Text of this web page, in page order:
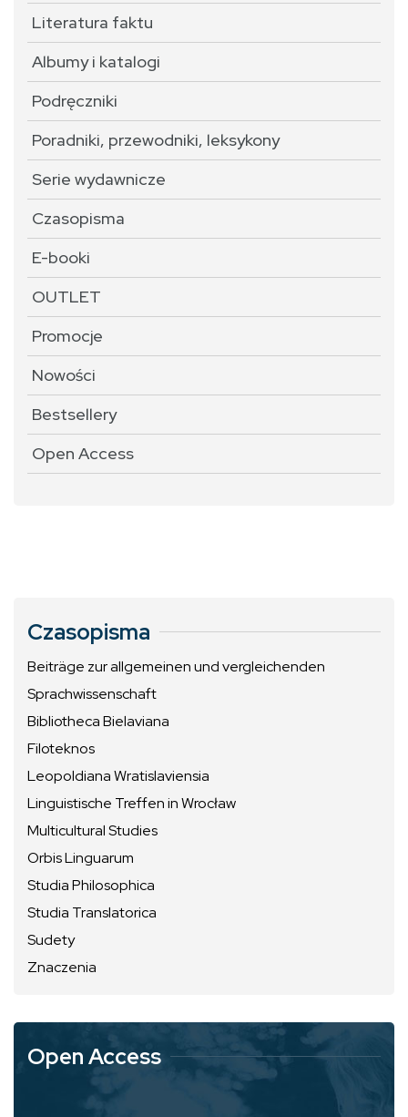
Literatura faktu
Albumy i katalogi
Podręczniki
Poradniki, przewodniki, leksykony
Serie wydawnicze
Czasopisma
E-booki
OUTLET
Promocje
Nowości
Bestsellery
Open Access
Czasopisma
Beiträge zur allgemeinen und vergleichenden
Sprachwissenschaft
Bibliotheca Bielaviana
Filoteknos
Leopoldiana Wratislaviensia
Linguistische Treffen in Wrocław
Multicultural Studies
Orbis Linguarum
Studia Philosophica
Studia Translatorica
Sudety
Znaczenia
Open Access